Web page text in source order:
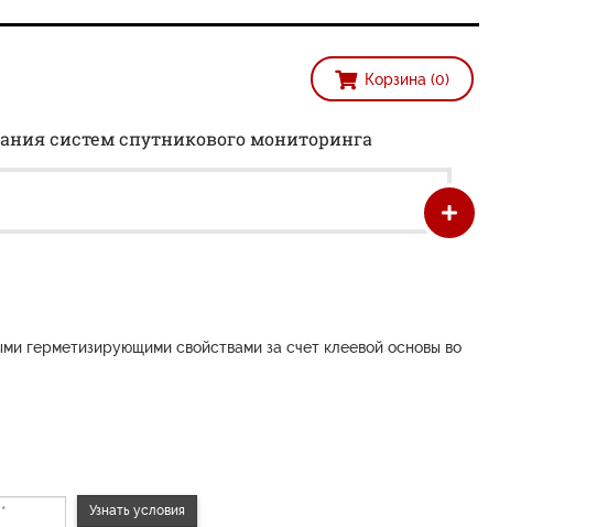
Корзина (0)
систем спутникового мониторинга
герметизирующими свойствами за счет клеевой основы во
Узнать условия